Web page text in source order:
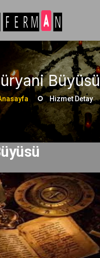
Büyüsü
Hizmet Detay